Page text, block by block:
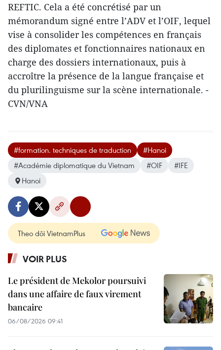
REFTIC. Cela a été concrétisé par un
mémorandum signé entre l’ADV et l’OIF, lequel
vise à consolider les compétences en français
des diplomates et fonctionnaires nationaux en
charge des dossiers internationaux, puis à
accroître la présence de la langue française et
du plurilinguisme sur la scène internationale. -
CVN/VNA
#formation. techniques de traduction
#Hanoi
#Académie diplomatique du Vietnam
#OIF
#IFE
Hanoi
Theo dõi VietnamPlus
VOIR PLUS
Le président de Mekolor poursuivi
dans une affaire de faux virement
bancaire
06/08/2026 09:41